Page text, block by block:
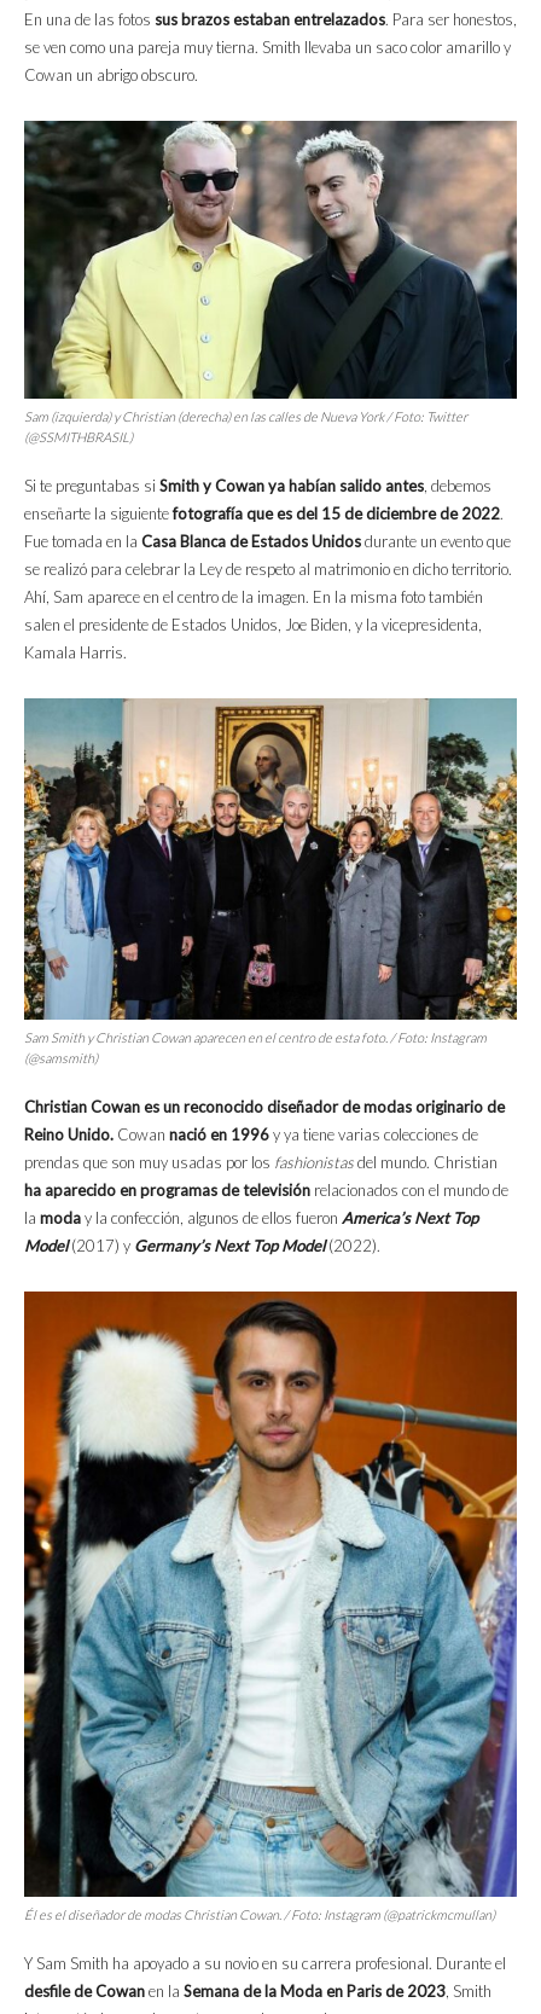
En una de las fotos sus brazos estaban entrelazados. Para ser honestos,
se ven como una pareja muy tierna. Smith llevaba un saco color amarillo y
Cowan un abrigo obscuro.
Sam (izquierda) y Christian (derecha) en las calles de Nueva York / Foto: Twitter
(@SSMITHBRASIL)
Si te preguntabas si Smith y Cowan ya habían salido antes, debemos
enseñarte la siguientefotografía que es del 15 de diciembre de 2022.
Fue tomada en la Casa Blanca de Estados Unidosdurante un evento que
se realizó para celebrar la Ley de respeto al matrimonio en dicho territorio.
Ahí, Sam aparece en el centro de la imagen. En la misma foto también
salen el presidente de Estados Unidos, Joe Biden, y la vicepresidenta,
Kamala Harris.
Sam Smith y Christian Cowan aparecen en el centro de esta foto. / Foto: Instagram
(@samsmith)
Christian Cowan es un reconocido diseñador de modas originario de
Reino Unido. Cowan nació en 1996y ya tiene varias colecciones de
prendas que son muy usadas por los fashionistasdel mundo. Christian
ha aparecido en programas de televisión relacionados con el mundo de
la moday la confección, algunos de ellos fueron America’s Next Top
Model(2017) y Germany’s Next Top Model(2022).
Él es el diseñador de modas Christian Cowan. / Foto: Instagram (@patrickmcmullan)
Y Sam Smith ha apoyado a su novio en su carrera profesional. Durante el
desfile de Cowanen la Semana de la Moda en Paris de 2023, Smith